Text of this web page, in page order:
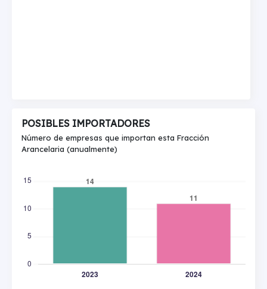
POSIBLES IMPORTADORES
Número de empresas que importan esta Fracción
Arancelaria (anualmente)